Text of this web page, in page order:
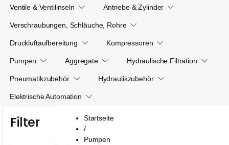
Ventile & Ventilinseln
Antriebe & Zylinder
Verschraubungen, Schläuche, Rohre
Druckluftaufbereitung Kompressoren
Pumpen Aggregate Hydraulische Filtration
Pneumatikzubehör Hydraulikzubehör
Elektrische Automation
Startseite
/
Pumpen
Filter